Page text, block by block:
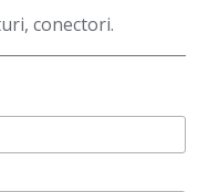
conectori.